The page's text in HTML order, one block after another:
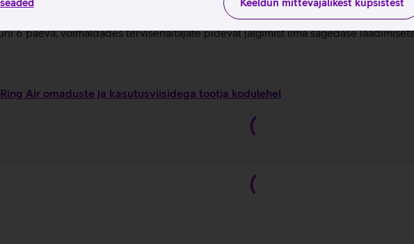
Keeldun mittevajalikest küpsistest
detailne äpp ja kõik terviseandmed on kasutatavad ilma igasuguse kuutasuta.
6 päeva, võimaldades tervisenäitajate pidevat jälgimist ilma sagedase
Air omaduste ja kasutusviisidega tootja kodulehel